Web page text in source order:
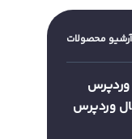
آرشیو محصولات
سریال وردپرس